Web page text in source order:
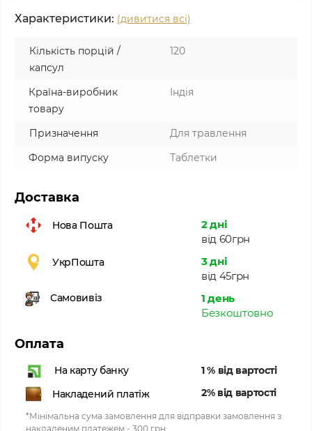
Характеристики: (дивитися всі)
Кількість порцій /
капсул
120
Країна-виробник
товару
Індія
Призначення
Для травлення
Форма випуску
Таблетки
Доставка
Нова Пошта
2 дні
від 60грн
УкрПошта
3 дні
від 45грн
Самовивіз
1 день
Безкоштовно
Оплата
На карту банку
1 % від вартості
Накладений платіж
2% від вартості
*Мінімальна сума замовлення для відправки замовлення з
накладеним платежем - 300 грн.